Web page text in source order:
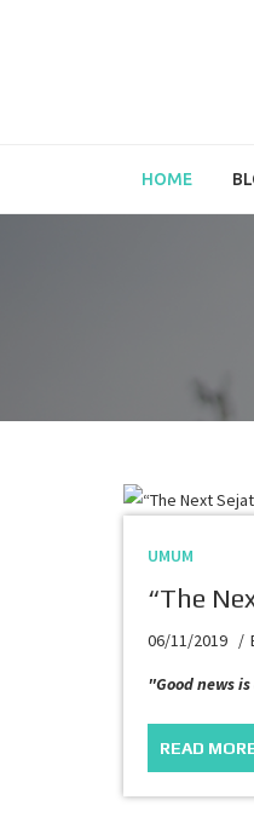
HOME
UMUM
“The
06/11/2019
"Good news
READ